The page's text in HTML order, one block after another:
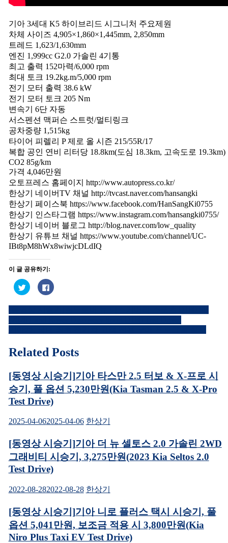
기아 3세대 K5 하이브리드 시그니처 주요제원
차체 사이즈 4,905×1,860×1,445mm, 2,850mm
트레드 1,623/1,630mm
엔진 1,999cc G2.0 가솔린 4기통
최고 출력 152마력/6,000 rpm
최대 토크 19.2kg.m/5,000 rpm
전기 모터 출력 38.6 kW
전기 모터 토크 205 Nm
변속기 6단 자동
서스펜션 맥퍼슨 스트럿/멀티링크
공차중량 1,515kg
타이어 피렐리 P 제로 올 시즌 215/55R/17
복합 공인 연비 리터당 18.8km(도심 18.3km, 고속도로 19.3km)
CO2 85g/km
가격 4,046만원
오토프레스 홈페이지 http://www.autopress.co.kr/
한상기 네이버TV 채널 http://tvcast.naver.com/hansangki
한상기 페이스북 https://www.facebook.com/HanSangKi0755
한상기 인스타그램 https://www.instagram.com/hansangki0755/
한상기 네이버 블로그 http://blog.naver.com/low_quality
한상기 유튜브 채널 https://www.youtube.com/channel/UC-
IBt8pM8hWx8wiwjcDLdIQ
이 글 공유하기:
트
위
로
유
하
기
(새
서
열
페
이
북
공
유
하
려
클
릭
하
요.
(새
창
에
서
열
림)
글
내
비
이
션
Related Posts
[동영상 시승기]기아 타스만 2.5 터보 & X-프로 시
승기, 풀 옵션 5,230만원(Kia Tasman 2.5 & X-Pro
Test Drive)
2025-04-062025-04-06 한상기
[동영상 시승기]기아 더 뉴 셀토스 2.0 가솔린 2WD
그래비티 시승기, 3,275만원(2023 Kia Seltos 2.0
Test Drive)
2022-08-282022-08-28 한상기
[동영상 시승기]기아 니로 플러스 택시 시승기, 풀
옵션 5,041만원, 보조금 적용 시 3,800만원(Kia
Niro Plus Taxi EV Test Drive)